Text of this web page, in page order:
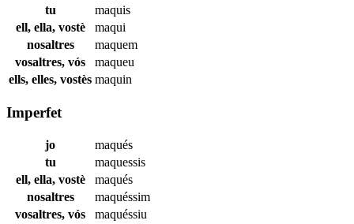
tu
maquis
ell, ella, vostè
maqui
nosaltres
maquem
vosaltres, vós
maqueu
ells, elles, vostès maquin
Imperfet
jo
maqués
tu
maquessis
ell, ella, vostè
maqués
nosaltres
maquéssim
vosaltres, vós
maquéssiu